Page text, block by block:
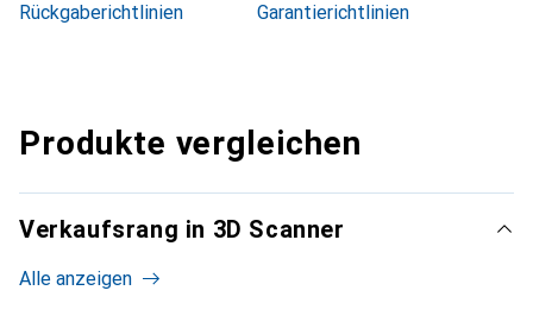
Rückgaberichtlinien
Garantierichtlinien
Produkte vergleichen
Verkaufsrang in 3D Scanner
Alle anzeigen